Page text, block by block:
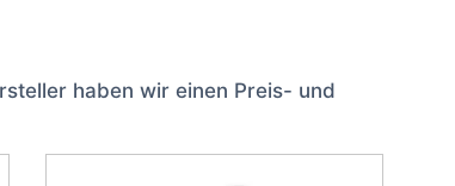
haben wir einen Preis- und